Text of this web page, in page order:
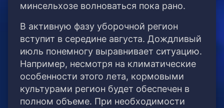
минсельхозе волноваться пока рано.
В активную фазу уборочной регион
вступит в середине августа. Дождливый
июль понемногу выравнивает ситуацию.
Например, несмотря на климатические
особенности этого лета, кормовыми
культурами регион будет обеспечен в
полном объеме. При необходимости